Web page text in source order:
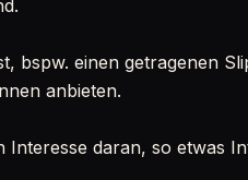
bspw. einen getragenen
anbieten.
daran, so etwas